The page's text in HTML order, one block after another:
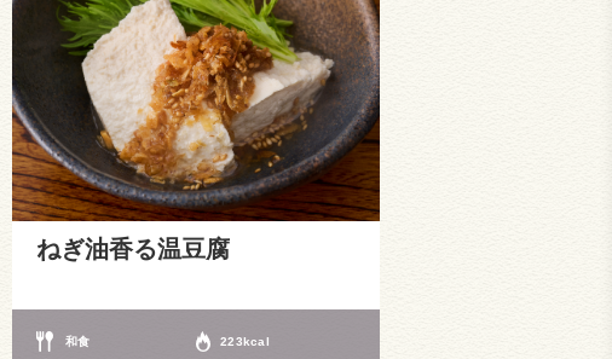
ねぎ油香る温豆腐
和食 223kcal